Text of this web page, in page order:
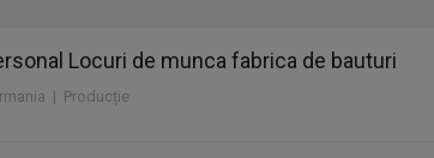
Locuri de munca fabrica de bauturi
| Producție